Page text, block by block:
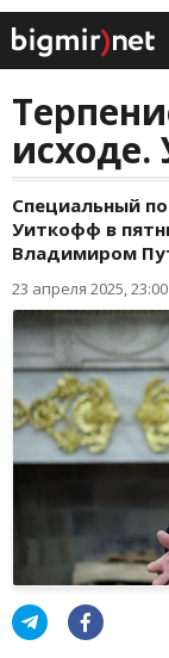
Специальный
Уиткофф в
Владимиром
23 апреля 2025, 23:00